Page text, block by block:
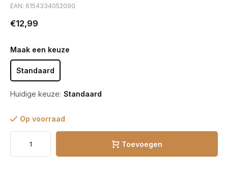
EAN: 6154334052090
€12,99
Maak een keuze
Standaard
Huidige keuze: Standaard
Op voorraad
Toevoegen